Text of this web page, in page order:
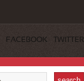
FACEBOOK TWITTER